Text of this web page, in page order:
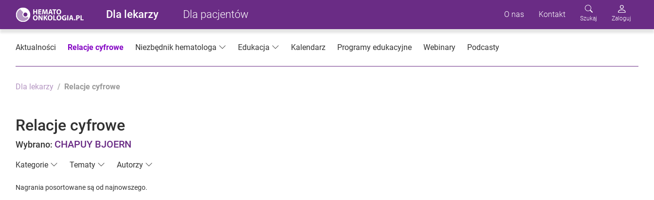
Dla lekarzy Dla pacjentów O nas Kontakt Szukaj Zaloguj
Aktualności Relacje cyfrowe Niezbędnik hematologa Edukacja Kalendarz Programy edukacyjne Webinary Podcasty
Dla lekarzy Relacje cyfrowe
Relacje cyfrowe
Wybrano: CHAPUY BJOERN
Kategorie Tematy Autorzy
Nagrania posortowane są od najnowszego.